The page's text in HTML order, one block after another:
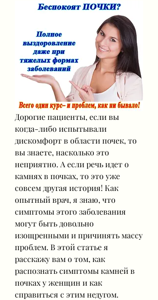
Дорогие пациенты, если вы
когда-либо испытывали
дискомфорт в области почек, то
вы знаете, насколько это
неприятно. А если речь идет о
камнях в почках, то это уже
совсем другая история! Как
опытный врач, я знаю, что
симптомы этого заболевания
могут быть довольно
изощренными и причинять массу
проблем. В этой статье я
расскажу вам о том, как
распознать симптомы камней в
почках у женщин и как
справиться с этим недугом.